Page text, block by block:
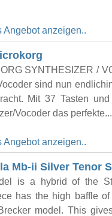
Angebot anzeigen..
SYNTHESIZER /
sind nun
Mit 37 Tasten
Vocoder das perfekte...
Angebot anzeigen..
Mb-ii Silver Tenor
is a hybrid of the
has the high baffle
model. This